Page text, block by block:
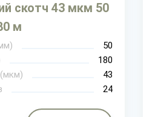
скотч 43 мкм 50
м
50
180
43
24